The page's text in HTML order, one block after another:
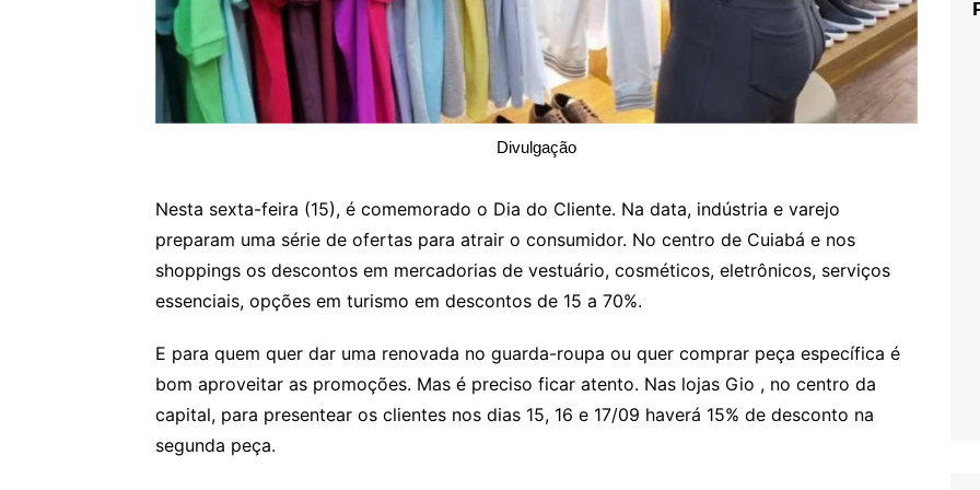
Divulgação
Nesta sexta-feira (15), é comemorado o Dia do Cliente. Na data, indústria e varejo
preparam uma série de ofertas para atrair o consumidor. No centro de Cuiabá e nos
shoppings os descontos em mercadorias de vestuário, cosméticos, eletrônicos, serviços
essenciais, opções em turismo em descontos de 15 a 70%.
E para quem quer dar uma renovada no guarda-roupa ou quer comprar peça específica é
bom aproveitar as promoções. Mas é preciso ficar atento. Nas lojas Gio , no centro da
capital, para presentear os clientes nos dias 15, 16 e 17/09 haverá 15% de desconto na
segunda peça.